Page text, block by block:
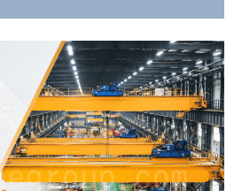
general completa de
ISO (ISO 12944-8:2017)
T 37400.12-2019 y JT/T